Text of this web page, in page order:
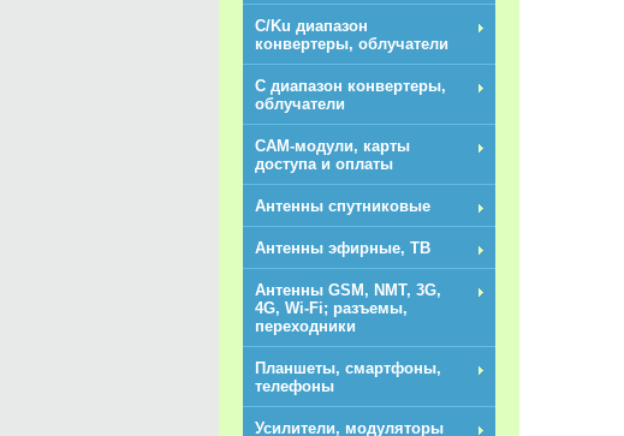
C/Ku диапазон
конвертеры, облучатели
С диапазон конвертеры,
облучатели
CAM-модули, карты
доступа и оплаты
Антенны спутниковые
Антенны эфирные, ТВ
Антенны GSM, NMT, 3G,
4G, Wi-Fi; разъемы,
переходники
Планшеты, смартфоны,
телефоны
Усилители, модуляторы